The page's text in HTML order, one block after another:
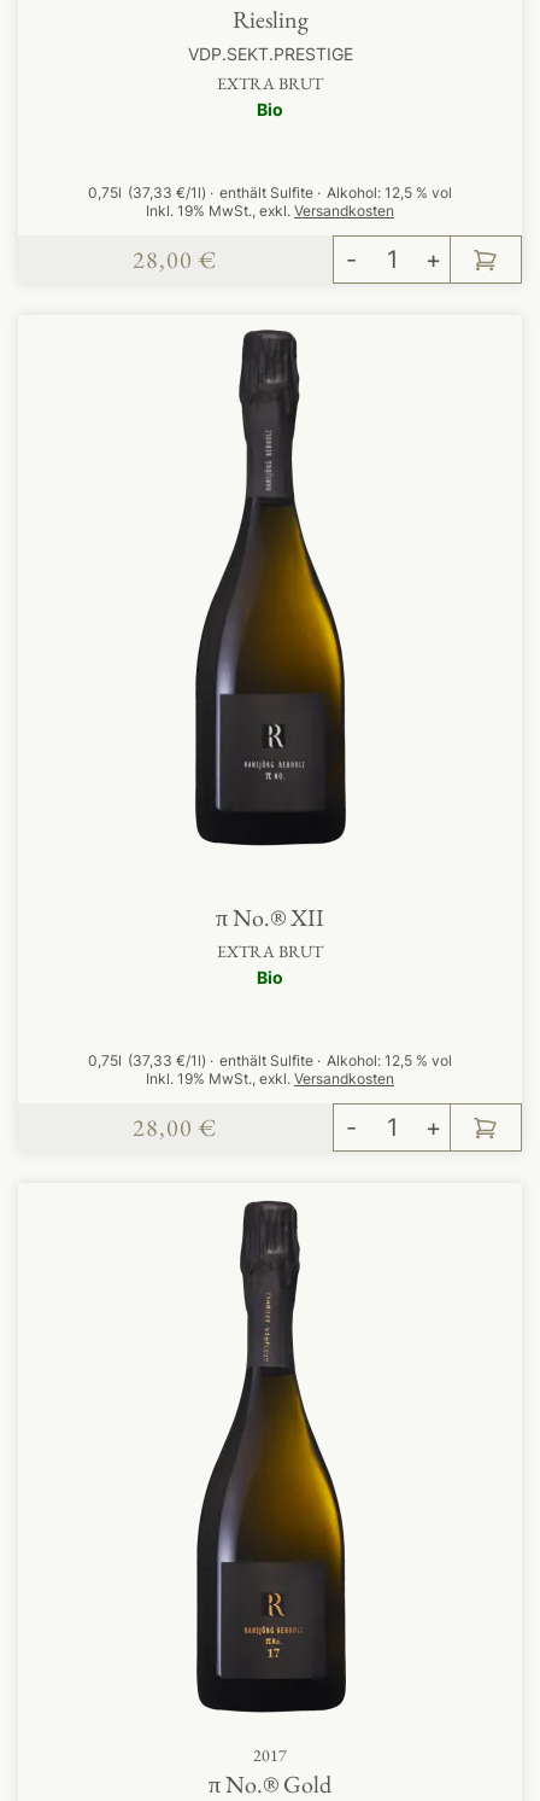
Riesling
VDP.SEKT.PRESTIGE
EXTRA BRUT
Bio
0,75l (37,33 €/1l) enthält Sulfite Alkohol: 12,5 % vol
28,00 €
Inkl. 19% MwSt., exkl. Versandkosten
- +
π No.® XII
EXTRA BRUT
Bio
0,75l (37,33 €/1l) enthält Sulfite Alkohol: 12,5 % vol
28,00 €
Inkl. 19% MwSt. exkl. Versandkosten
- +
2017
π No.® Gold